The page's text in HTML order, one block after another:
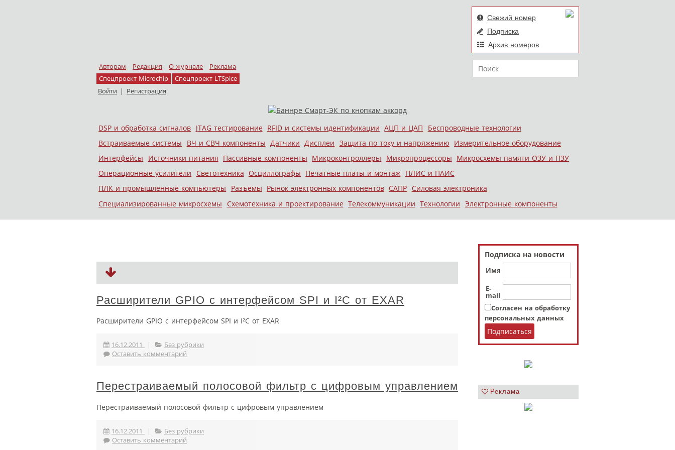
Авторам Редакция О журнале
Реклама
Спецпроект Microchip
Спецпроект LTSpice
Войти | Регистрация
Свежий номер
Подписка
Архив номеров
Поиск
Меню
Skip to content
DSP и обработка сигналов JTAG тестирование RFID и системы идентификации АЦП и ЦАП
Беспроводные технологии
Встраиваемые системы
ВЧ и СВЧ компоненты Датчики Дисплеи Защита по току и напряжению Измерительное оборудование
Интерфейсы
Источники питания Пассивные компоненты Микроконтроллеры Микропроцессоры Микросхемы памяти ОЗУ и ПЗУ
Операционные усилители
Светотехника Осциллографы Печатные платы и монтаж ПЛИС и ПАИС
ПЛК и промышленные компьютеры
Разъемы Рынок электронных компонентов САПР Силовая электроника
Специализированные микросхемы
Схемотехника и проектирование Телекоммуникации Технологии Электронные компоненты
Подписка на новости
Имя
E-
mail
Согласен на обработку
персональных данных
Реклама
Расширители GPIO с интерфейсом SPI и I²C от EXAR
Расширители GPIO с интерфейсом SPI и I²C от EXAR
16.12.2011 |
Без рубрики
Оставить комментарий
Перестраиваемый полосовой фильтр с цифровым управлением
Перестраиваемый полосовой фильтр с цифровым управлением
16.12.2011 |
Без рубрики
Оставить комментарий